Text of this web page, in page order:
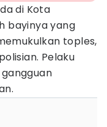
di Kota
bayinya yang
toples,
Pelaku